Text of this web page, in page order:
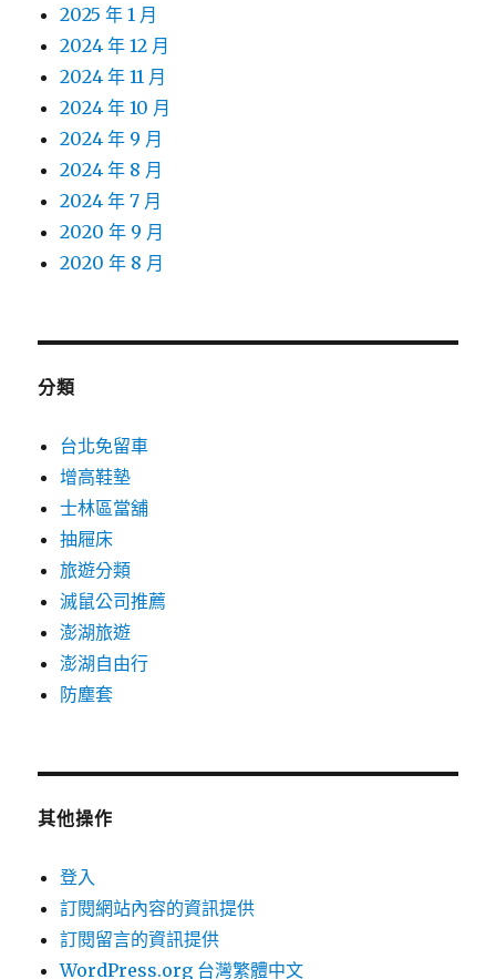
2025 年 1 月
2024 年 12 月
2024 年 11 月
2024 年 10 月
2024 年 9 月
2024 年 8 月
2024 年 7 月
2020 年 9 月
2020 年 8 月
分類
台北免留車
增高鞋墊
士林區當舖
抽屜床
旅遊分類
滅鼠公司推薦
澎湖旅遊
澎湖自由行
防塵套
其他操作
登入
訂閱網站內容的資訊提供
訂閱留言的資訊提供
WordPress.org 台灣繁體中文